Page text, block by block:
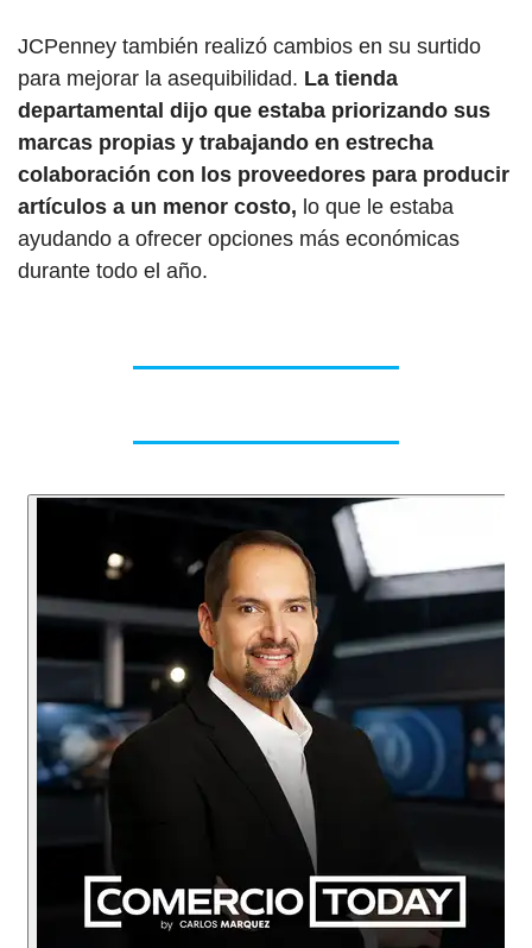
JCPenney también realizó cambios en su surtido
para mejorar la asequibilidad. La tienda
departamental dijo que estaba priorizando sus
marcas propias y trabajando en estrecha
colaboración con los proveedores para producir
artículos a un menor costo, lo que le estaba
ayudando a ofrecer opciones más económicas
durante todo el año.